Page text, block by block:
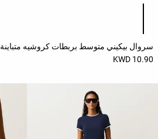
سروال بيكيني متوسط بربطات كروشيه متباينة
10.90 KWD